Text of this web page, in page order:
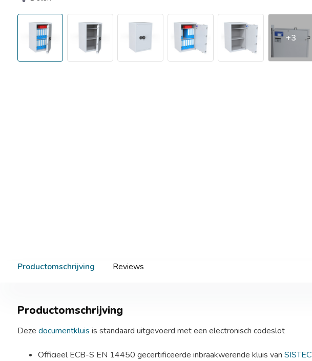
+3
Productomschrijving Reviews
Productomschrijving
Deze documentkluis is standaard uitgevoerd met een electronisch codeslot
Officieel ECB-S EN 14450 gecertificeerde inbraakwerende kluis van SISTEC